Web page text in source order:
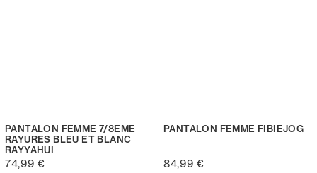
PANTALON FEMME 7/8ÈME
RAYURES BLEU ET BLANC
RAYYAHUI
74,99 €
PANTALON FEMME FIBIEJOG
84,99 €